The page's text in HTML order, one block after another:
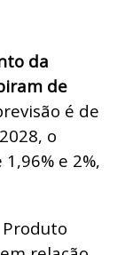
da
de
é de
o
e 2%,